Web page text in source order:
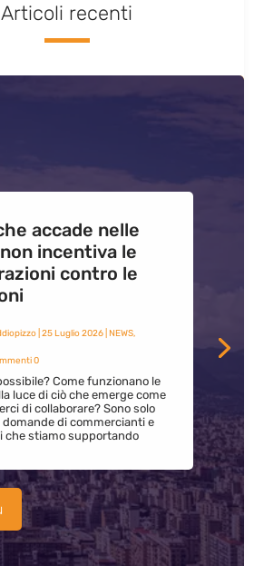
Articoli recenti
accade nelle
incentiva le
contro le
| 25 Luglio 2026| NEWS,
0
Come funzionano le
luce di ciò che emerge come
di collaborare? Sono solo
domande di commercianti e
che stiamo supportando